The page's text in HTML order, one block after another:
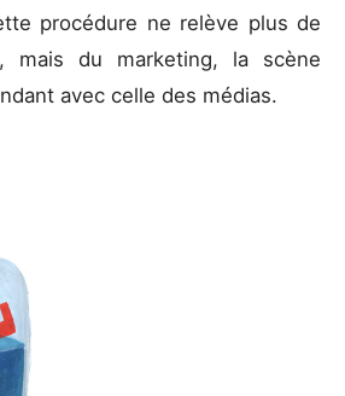
procédure ne relève plus de
mais du marketing, la scène
avec celle des médias.